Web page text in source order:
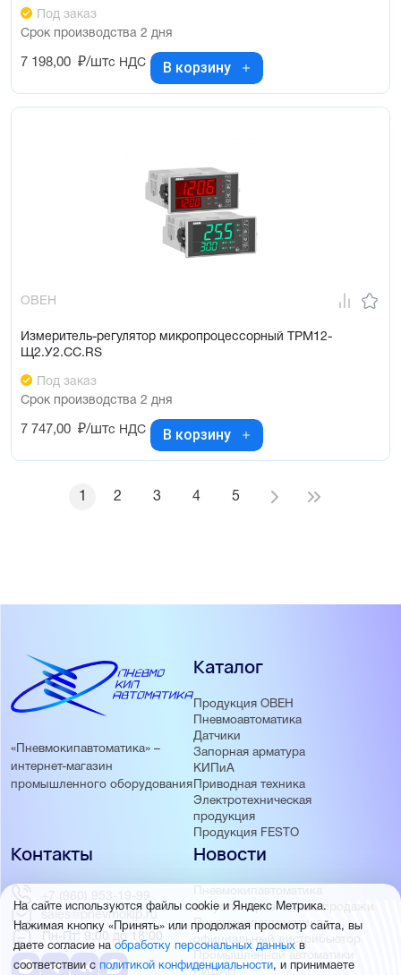
Под заказ
Срок производства 2 дня
7 198,00 ₽/штс НДС В корзину
ОВЕН
Измеритель-регулятор микропроцессорный ТРМ12-
Щ2.У2.СС.RS
Под заказ
Срок производства 2 дня
7 747,00 ₽/штс НДС В корзину
1 2 3 4 5
«Пневмокипавтоматика» –
интернет-магазин
промышленного оборудования
Каталог
Продукция ОВЕН
Пневмоавтоматика
Датчики
Запорная арматура
КИПиА
Приводная техника
Электротехническая
продукция
Продукция FESTO
Новости
Пневмокипавтоматика
запустила розничные продажи
Пневмокипавтоматика –
официальный дистрибьютор
Промышленной автоматики
РИДАН
Контакты
+7 (960) 953-19-99
sales@pnevmokip.ru
Пн-Пт: 9:00 до 18:00
На сайте используются файлы cookie и Яндекс Метрика.
Нажимая кнопку «Принять» или продолжая просмотр сайта, вы
даете согласие наобработку персональных данных в
соответствии с политикой конфиденциальности, и принимаете